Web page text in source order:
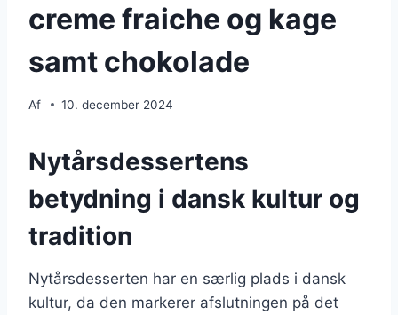
creme fraiche og kage
samt chokolade
Af 10. december 2024
Nytårsdessertens
betydning i dansk kultur og
tradition
Nytårsdesserten har en særlig plads i dansk
kultur, da den markerer afslutningen på det